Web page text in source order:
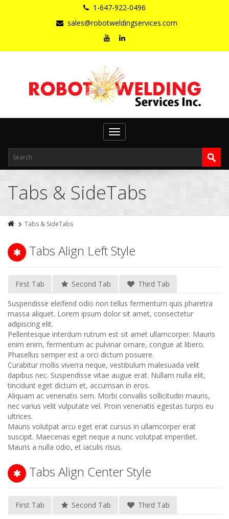
1-647-922-0496
sales@robotweldingservices.com
Toggle
navigation
Tabs & SideTabs
Tabs & SideTabs
Tabs Align Left Style
First Tab Second Tab
Third Tab
Suspendisse eleifend odio non tellus fermentum quis pharetra
massa aliquet. Lorem ipsum dolor sit amet, consectetur
adipiscing elit.
Pellentesque interdum rutrum est sit amet ullamcorper. Mauris
enim enim, fermentum ac pulvinar ornare, congue at libero.
Phasellus semper est a orci dictum posuere.
Curabitur mollis viverra neque, vestibulum malesuada velit
dapibus nec. Suspendisse vitae augue erat. Nullam nulla elit,
tincidunt eget dictum et, accumsan in eros.
Aliquam ac venenatis sem. Morbi convallis sollicitudin mauris,
nec varius velit vulputate vel. Proin venenatis egestas turpis eu
ultrices.
Mauris volutpat arcu eget erat cursus in ullamcorper erat
suscipit. Maecenas eget neque a nunc volutpat imperdiet.
Mauris a nulla odio, et iaculis risus.
Tabs Align Center Style
First Tab Second Tab
Third Tab